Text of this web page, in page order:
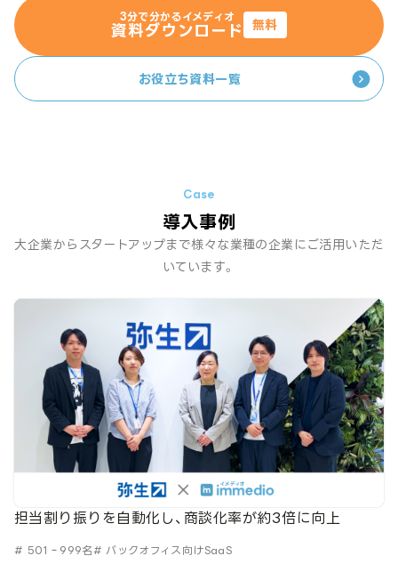
3分で分かるイメディオ
資料ダウンロード 無料
お役立ち資料一覧
導入事例
大企業からスタートアップまで様々な業種の企業にご活用いただ
いています。
担当割り振りを自動化し、商談化率が約3倍に向上
# 501‐999名# バックオフィス向けSaaS